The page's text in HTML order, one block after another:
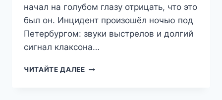
начал на голубом глазу отрицать, что это
был он. Инцидент произошёл ночью под
Петербургом: звуки выстрелов и долгий
сигнал клаксона…
ЧИТАЙТЕ ДАЛЕЕ«НИЧЕГО